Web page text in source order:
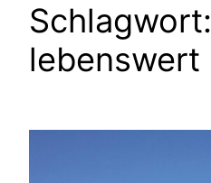
Schlagwort:
lebenswert